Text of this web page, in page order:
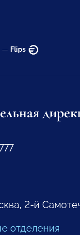
— Flips
2-й
отделения